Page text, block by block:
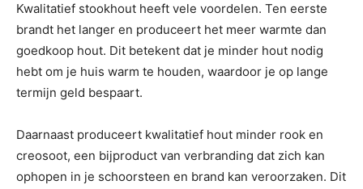
Kwalitatief stookhout heeft vele voordelen. Ten eerste
brandt het langer en produceert het meer warmte dan
goedkoop hout. Dit betekent dat je minder hout nodig
hebt om je huis warm te houden, waardoor je op lange
termijn geld bespaart.
Daarnaast produceert kwalitatief hout minder rook en
creosoot, een bijproduct van verbranding dat zich kan
ophopen in je schoorsteen en brand kan veroorzaken. Dit